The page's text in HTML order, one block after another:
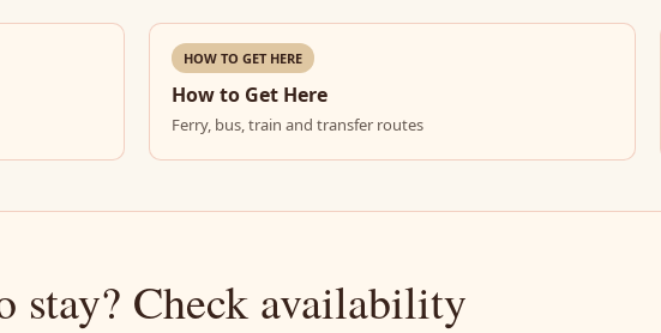
HOW TO GET HERE
How to Get Here
Ferry, bus, train and transfer routes
stay? Check availability